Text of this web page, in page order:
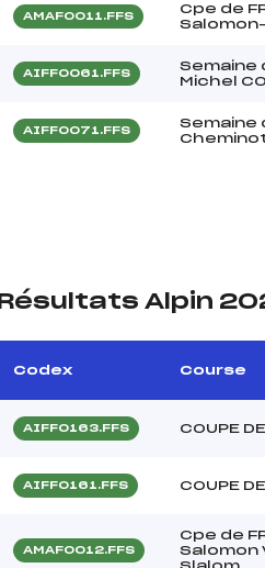
AMAF0011.FFS
Cpe de
Salomon-
AIFF0061.FFS
Semaine
Michel
AIFF0071.FFS
Semaine
Résultats Alpin
Codex Course
AIFF0163.FFS COUPE
AIFF0161.FFS COUPE
AMAF0012.FFS
Cpe de
Salomon
Slalom